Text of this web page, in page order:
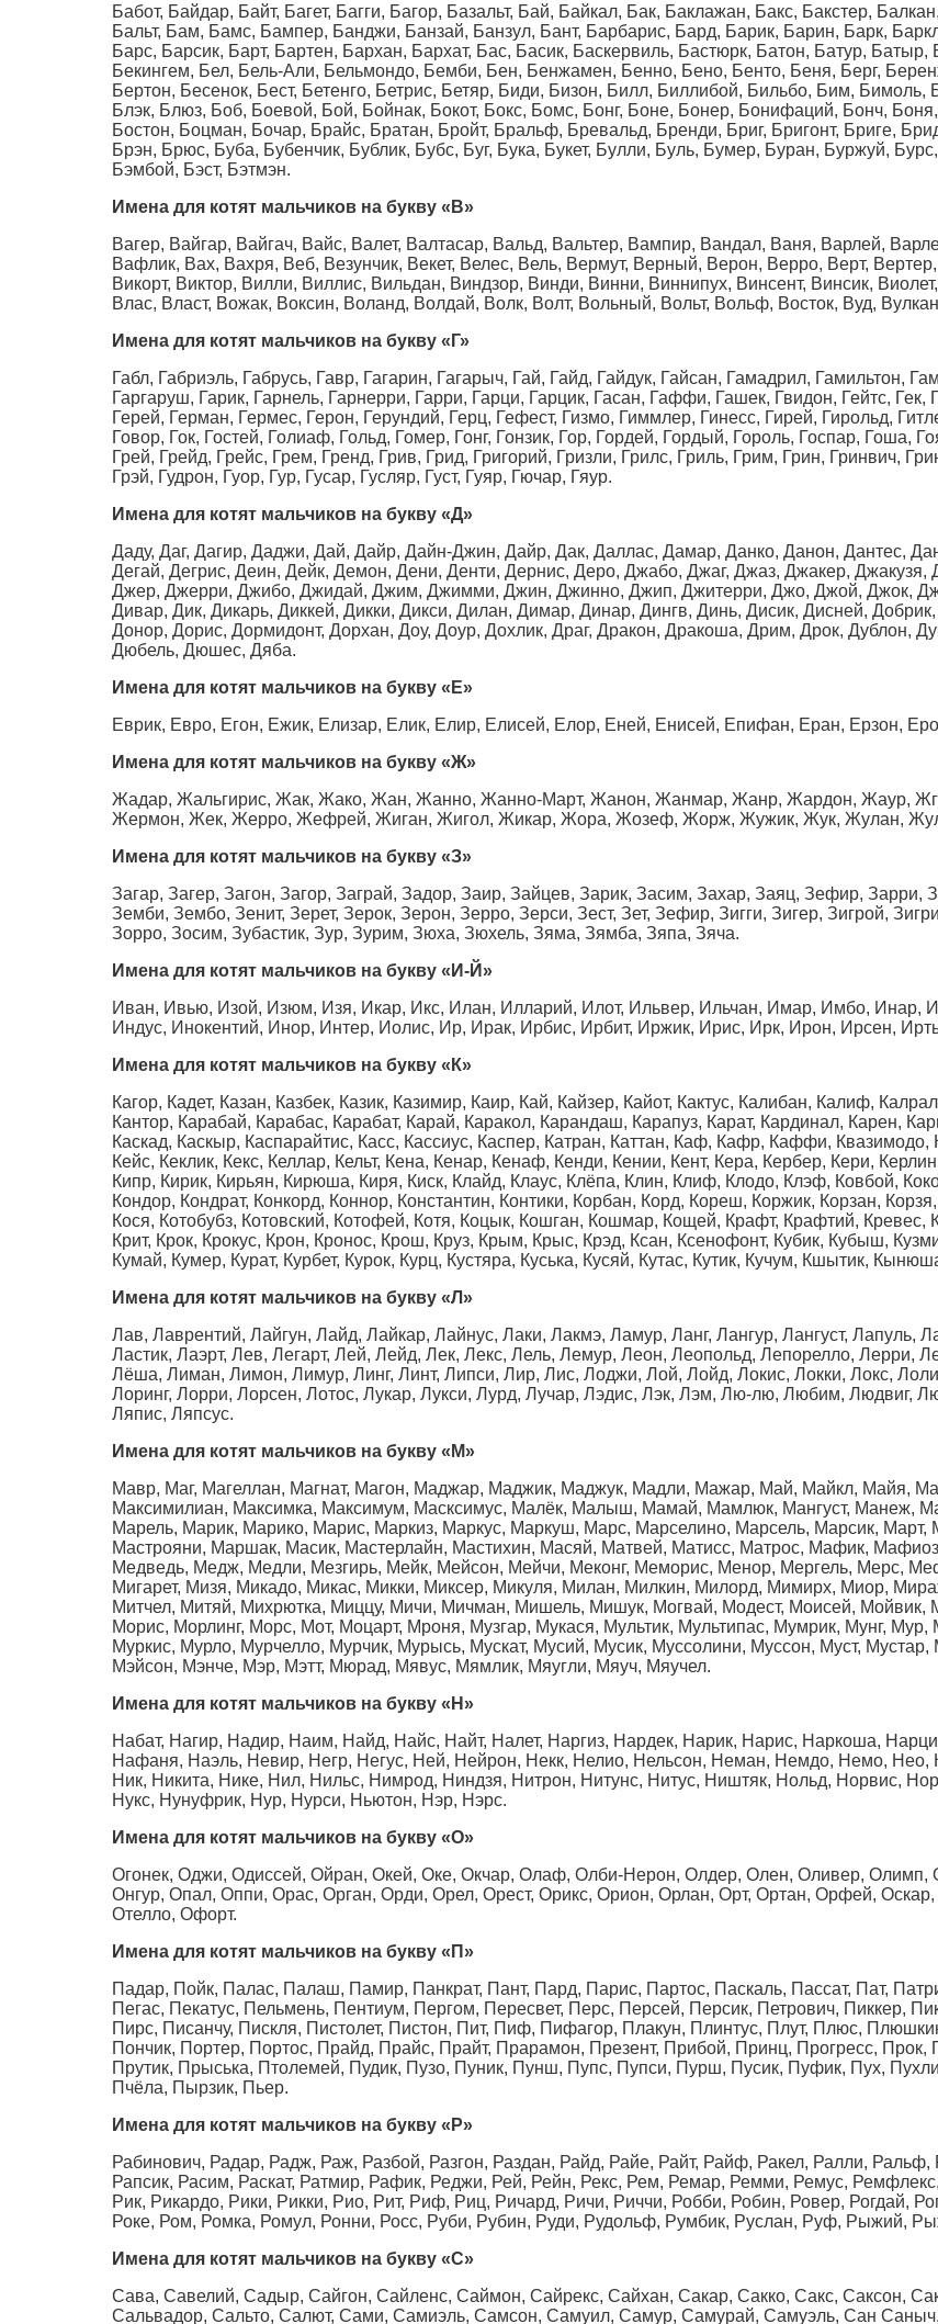
Бабот, Байдар, Байт, Багет, Багги, Багор, Базальт, Бай, Байкал, Бак, Баклажан, Бакс, Бакстер,
Бальт, Бам, Бамс, Бампер, Банджи, Банзай, Банзул, Бант, Барбарис, Бард, Барик, Барин, Барк,
Барс, Барсик, Барт, Бартен, Бархан, Бархат, Бас, Басик, Баскервиль, Бастюрк, Батон, Батур,
Бекингем, Бел, Бель-Али, Бельмондо, Бемби, Бен, Бенжамен, Бенно, Бено, Бенто, Беня, Берг,
Бертон, Бесенок, Бест, Бетенго, Бетрис, Бетяр, Биди, Бизон, Билл, Биллибой, Бильбо, Бим,
Блэк, Блюз, Боб, Боевой, Бой, Бойнак, Бокот, Бокс, Бомс, Бонг, Боне, Бонер, Бонифаций, Бонч,
Бостон, Боцман, Бочар, Брайс, Братан, Бройт, Бральф, Бревальд, Бренди, Бриг, Бригонт, Бриге,
Брэн, Брюс, Буба, Бубенчик, Бублик, Бубс, Буг, Бука, Букет, Булли, Буль, Бумер, Буран, Буржуй,
Бэмбой, Бэст, Бэтмэн.
Имена для котят мальчиков на букву «В»
Вагер, Вайгар, Вайгач, Вайс, Валет, Валтасар, Вальд, Вальтер, Вампир, Вандал, Ваня, Варлей,
Вафлик, Вах, Вахря, Веб, Везунчик, Векет, Велес, Вель, Вермут, Верный, Верон, Верро, Верт,
Викорт, Виктор, Вилли, Виллис, Вильдан, Виндзор, Винди, Винни, Виннипух, Винсент, Винсик,
Влас, Власт, Вожак, Воксин, Воланд, Волдай, Волк, Волт, Вольный, Вольт, Вольф, Восток, Вуд,
Имена для котят мальчиков на букву «Г»
Габл, Габриэль, Габрусь, Гавр, Гагарин, Гагарыч, Гай, Гайд, Гайдук, Гайсан, Гамадрил, Гамильтон,
Гаргаруш, Гарик, Гарнель, Гарнерри, Гарри, Гарци, Гарцик, Гасан, Гаффи, Гашек, Гвидон, Гейтс, Гек,
Герей, Герман, Гермес, Герон, Герундий, Герц, Гефест, Гизмо, Гиммлер, Гинесс, Гирей, Гирольд,
Говор, Гок, Гостей, Голиаф, Гольд, Гомер, Гонг, Гонзик, Гор, Гордей, Гордый, Гороль, Госпар, Гоша,
Грей, Грейд, Грейс, Грем, Гренд, Грив, Грид, Григорий, Гризли, Грилс, Гриль, Грим, Грин, Гринвич,
Грэй, Гудрон, Гуор, Гур, Гусар, Гусляр, Густ, Гуяр, Гючар, Гяур.
Имена для котят мальчиков на букву «Д»
Даду, Даг, Дагир, Даджи, Дай, Дайр, Дайн-Джин, Дайр, Дак, Даллас, Дамар, Данко, Данон, Дантес,
Дегай, Дегрис, Деин, Дейк, Демон, Дени, Денти, Дернис, Деро, Джабо, Джаг, Джаз, Джакер,
Джер, Джерри, Джибо, Джидай, Джим, Джимми, Джин, Джинно, Джип, Джитерри, Джо, Джой, Джок,
Дивар, Дик, Дикарь, Диккей, Дикки, Дикси, Дилан, Димар, Динар, Дингв, Динь, Дисик, Дисней,
Донор, Дорис, Дормидонт, Дорхан, Доу, Доур, Дохлик, Драг, Дракон, Дракоша, Дрим, Дрок, Дублон,
Дюбель, Дюшес, Дяба.
Имена для котят мальчиков на букву «Е»
Еврик, Евро, Егон, Ежик, Елизар, Елик, Елир, Елисей, Елор, Еней, Енисей, Епифан, Еран, Ерзон,
Имена для котят мальчиков на букву «Ж»
Жадар, Жальгирис, Жак, Жако, Жан, Жанно, Жанно-Март, Жанон, Жанмар, Жанр, Жардон, Жаур,
Жермон, Жек, Жерро, Жефрей, Жиган, Жигол, Жикар, Жора, Жозеф, Жорж, Жужик, Жук, Жулан,
Имена для котят мальчиков на букву «З»
Загар, Загер, Загон, Загор, Заграй, Задор, Заир, Зайцев, Зарик, Засим, Захар, Заяц, Зефир, Зарри,
Земби, Зембо, Зенит, Зерет, Зерок, Зерон, Зерро, Зерси, Зест, Зет, Зефир, Зигги, Зигер, Зигрой,
Зорро, Зосим, Зубастик, Зур, Зурим, Зюха, Зюхель, Зяма, Зямба, Зяпа, Зяча.
Имена для котят мальчиков на букву «И-Й»
Иван, Ивью, Изой, Изюм, Изя, Икар, Икс, Илан, Илларий, Илот, Ильвер, Ильчан, Имар, Имбо, Инар,
Индус, Инокентий, Инор, Интер, Иолис, Ир, Ирак, Ирбис, Ирбит, Иржик, Ирис, Ирк, Ирон, Ирсен,
Имена для котят мальчиков на букву «К»
Кагор, Кадет, Казан, Казбек, Казик, Казимир, Каир, Кай, Кайзер, Кайот, Кактус, Калибан, Калиф,
Кантор, Карабай, Карабас, Карабат, Карай, Каракол, Карандаш, Карапуз, Карат, Кардинал, Карен,
Каскад, Каскыр, Каспарайтис, Касс, Кассиус, Каспер, Катран, Каттан, Каф, Кафр, Каффи,
Кейс, Кеклик, Кекс, Келлар, Кельт, Кена, Кенар, Кенаф, Кенди, Кении, Кент, Кера, Кербер, Кери,
Кипр, Кирик, Кирьян, Кирюша, Киря, Киск, Клайд, Клаус, Клёпа, Клин, Клиф, Клодо, Клэф, Ковбой,
Кондор, Кондрат, Конкорд, Коннор, Константин, Контики, Корбан, Корд, Кореш, Коржик, Корзан,
Кося, Котобубз, Котовский, Котофей, Котя, Коцык, Кошган, Кошмар, Кощей, Крафт, Крафтий, Кревес,
Крит, Крок, Крокус, Крон, Кронос, Крош, Круз, Крым, Крыс, Крэд, Ксан, Ксенофонт, Кубик, Кубыш,
Кумай, Кумер, Курат, Курбет, Курок, Курц, Кустяра, Куська, Кусяй, Кутас, Кутик, Кучум, Кшытик,
Имена для котят мальчиков на букву «Л»
Лав, Лаврентий, Лайгун, Лайд, Лайкар, Лайнус, Лаки, Лакмэ, Ламур, Ланг, Лангур, Лангуст, Лапуль,
Ластик, Лаэрт, Лев, Легарт, Лей, Лейд, Лек, Лекс, Лель, Лемур, Леон, Леопольд, Лепорелло, Лерри,
Лёша, Лиман, Лимон, Лимур, Линг, Линт, Липси, Лир, Лис, Лоджи, Лой, Лойд, Локис, Локки, Локс,
Лоринг, Лорри, Лорсен, Лотос, Лукар, Лукси, Лурд, Лучар, Лэдис, Лэк, Лэм, Лю-лю, Любим,
Ляпис, Ляпсус.
Имена для котят мальчиков на букву «М»
Мавр, Маг, Магеллан, Магнат, Магон, Маджар, Маджик, Маджук, Мадли, Мажар, Май, Майкл, Майя,
Максимилиан, Максимка, Максимум, Масксимус, Малёк, Малыш, Мамай, Мамлюк, Мангуст, Манеж,
Марель, Марик, Марико, Марис, Маркиз, Маркус, Маркуш, Марс, Марселино, Марсель, Марсик,
Мастрояни, Маршак, Масик, Мастерлайн, Мастихин, Масяй, Матвей, Матисс, Матрос, Мафик,
Медведь, Медж, Медли, Мезгирь, Мейк, Мейсон, Мейчи, Меконг, Меморис, Менор, Мергель, Мерс,
Мигарет, Мизя, Микадо, Микас, Микки, Миксер, Микуля, Милан, Милкин, Милорд, Мимирх, Миор,
Митчел, Митяй, Михрютка, Миццу, Мичи, Мичман, Мишель, Мишук, Могвай, Модест, Моисей,
Морис, Морлинг, Морс, Мот, Моцарт, Мроня, Музгар, Мукася, Мультик, Мультипас, Мумрик, Мунг,
Муркис, Мурло, Мурчелло, Мурчик, Мурысь, Мускат, Мусий, Мусик, Муссолини, Муссон, Муст,
Мэйсон, Мэнче, Мэр, Мэтт, Мюрад, Мявус, Мямлик, Мяугли, Мяуч, Мяучел.
Имена для котят мальчиков на букву «Н»
Набат, Нагир, Надир, Наим, Найд, Найс, Найт, Налет, Наргиз, Нардек, Нарик, Нарис, Наркоша,
Нафаня, Наэль, Невир, Негр, Негус, Ней, Нейрон, Некк, Нелио, Нельсон, Неман, Немдо, Немо, Нео,
Ник, Никита, Нике, Нил, Нильс, Нимрод, Ниндзя, Нитрон, Нитунс, Нитус, Ништяк, Нольд, Норвис,
Нукс, Нунуфрик, Нур, Нурси, Ньютон, Нэр, Нэрс.
Имена для котят мальчиков на букву «О»
Огонек, Оджи, Одиссей, Ойран, Окей, Оке, Окчар, Олаф, Олби-Нерон, Олдер, Олен, Оливер, Олимп,
Онгур, Опал, Оппи, Орас, Орган, Орди, Орел, Орест, Орикс, Орион, Орлан, Орт, Ортан, Орфей,
Отелло, Офорт.
Имена для котят мальчиков на букву «П»
Падар, Пойк, Палас, Палаш, Памир, Панкрат, Пант, Пард, Парис, Партос, Паскаль, Пассат, Пат,
Пегас, Пекатус, Пельмень, Пентиум, Пергом, Пересвет, Перс, Персей, Персик, Петрович, Пиккер,
Пирс, Писанчу, Пискля, Пистолет, Пистон, Пит, Пиф, Пифагор, Плакун, Плинтус, Плут, Плюс,
Пончик, Портер, Портос, Прайд, Прайс, Прайт, Прарамон, Презент, Прибой, Принц, Прогресс,
Прутик, Прыська, Птолемей, Пудик, Пузо, Пуник, Пунш, Пупс, Пупси, Пурш, Пусик, Пуфик, Пух,
Пчёла, Пырзик, Пьер.
Имена для котят мальчиков на букву «Р»
Рабинович, Радар, Радж, Раж, Разбой, Разгон, Раздан, Райд, Райе, Райт, Райф, Ракел, Ралли,
Рапсик, Расим, Раскат, Ратмир, Рафик, Реджи, Рей, Рейн, Рекс, Рем, Ремар, Ремми, Ремус,
Рик, Рикардо, Рики, Рикки, Рио, Рит, Риф, Риц, Ричард, Ричи, Риччи, Робби, Робин, Ровер, Рогдай,
Роке, Ром, Ромка, Ромул, Ронни, Росс, Руби, Рубин, Руди, Рудольф, Румбик, Руслан, Руф, Рыжий,
Имена для котят мальчиков на букву «С»
Сава, Савелий, Садыр, Сайгон, Сайленс, Саймон, Сайрекс, Сайхан, Сакар, Сакко, Сакс, Саксон,
Сальвадор, Сальто, Салют, Сами, Самиэль, Самсон, Самуил, Самур, Самурай, Самуэль, Сан